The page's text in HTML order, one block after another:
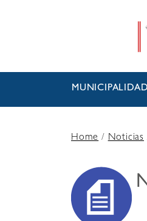
MUNICIPALIDAD
Home/Noticias